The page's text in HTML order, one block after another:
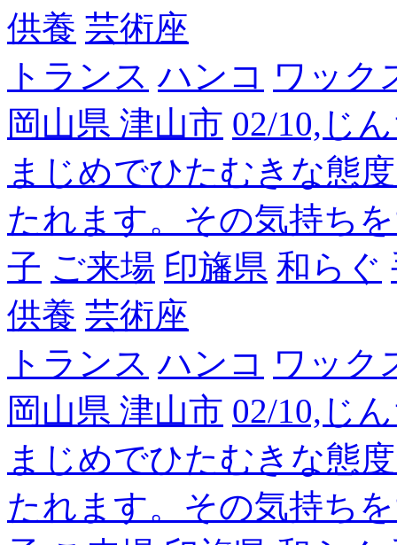
供養 芸術座
トランス ハンコ ワック
岡山県 津山市 02/10,じ
まじめでひたむきな態
たれます。その気持ち
子 ご来場 印旛県 和らぐ
供養 芸術座
トランス ハンコ ワック
岡山県 津山市 02/10,じ
まじめでひたむきな態
たれます。その気持ち